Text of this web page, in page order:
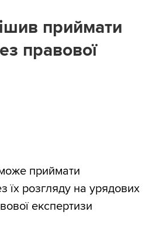
приймати
правової
приймати
їх розгляду на урядових
експертизи